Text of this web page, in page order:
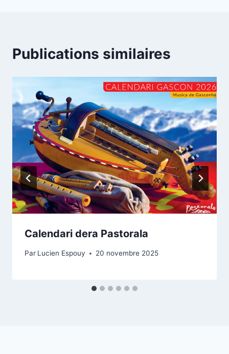
Publications similaires
Calendari dera Pastorala
Par Lucien Espouy 20 novembre 2025